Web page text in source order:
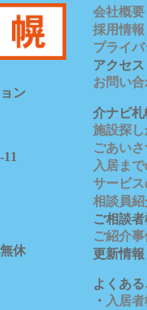
ン
11
休
会社概要
採用情報
プライ
アクセス
お問い
介ナビ
施設探
ごあいさ
入居ま
サービ
相談員紹
ご相談
ご紹介事
更新情報
よくあ
・ 入居